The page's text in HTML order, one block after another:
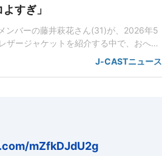
すぎ」
ンバーの藤井萩花さん(31)が、2026年5
ザージャケットを紹介する中で、おへそ
った。「脇が空いてるんですよ、どっ
でVlogの更新をスタートした。2本目と
J-CASTニュース
mZfkDJdU2g